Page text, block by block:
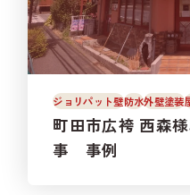
ジョリパット壁防水外壁塗装
町田市広袴 西森
事 事例